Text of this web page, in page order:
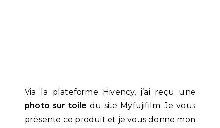
Via la plateforme Hivency, j’ai reçu une
photo sur toile du site Myfujifilm. Je vous
présente ce produit et je vous donne mon